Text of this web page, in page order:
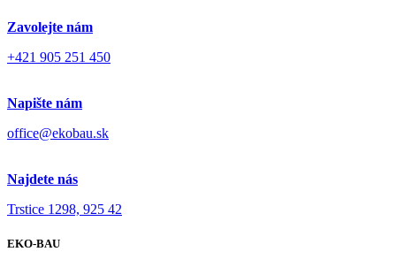
Zavolejte nám
+421 905 251 450
Napište nám
office@ekobau.sk
Najdete nás
Trstice 1298, 925 42
EKO-BAU